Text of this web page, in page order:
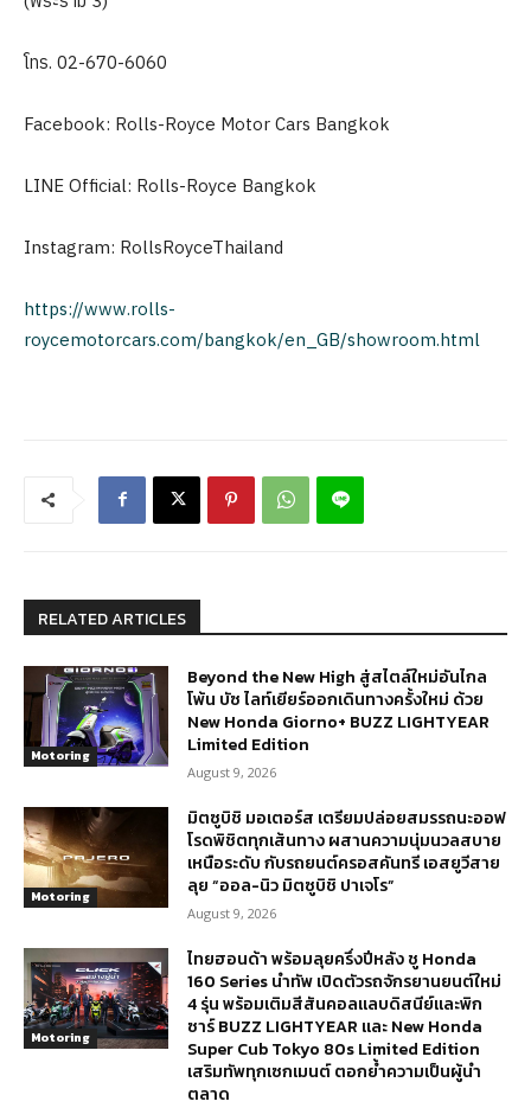
โทร. 02-670-6060
Facebook: Rolls-Royce Motor Cars Bangkok
LINE Official: Rolls-Royce Bangkok
Instagram: RollsRoyceThailand
https://www.rolls-
roycemotorcars.com/bangkok/en_GB/showroom.html
RELATED ARTICLES
Motoring
Beyond the New High สู่สไตล์ใหม่อันไกล
โพ้น บัซ ไลท์เยียร์ออกเดินทางครั้งใหม่ ด้วย
New Honda Giorno+ BUZZ LIGHTYEAR
Limited Edition
August 9, 2026
Motoring
มิตซูบิชิ มอเตอร์ส เตรียมปล่อยสมรรถนะออฟ
โรดพิชิตทุกเส้นทาง ผสานความนุ่มนวลสบาย
เหนือระดับ กับรถยนต์ครอสคันทรี เอสยูวีสาย
ลุย “ออล-นิว มิตซูบิชิ ปาเจโร”
August 9, 2026
Motoring
ไทยฮอนด้า พร้อมลุยครึ่งปีหลัง ชู Honda
160 Series นำทัพ เปิดตัวรถจักรยานยนต์ใหม่
4 รุ่น พร้อมเติมสีสันคอลแลบดิสนีย์และพิก
ซาร์ BUZZ LIGHTYEAR และ New Honda
Super Cub Tokyo 80s Limited Edition
เสริมทัพทุกเซกเมนต์ ตอกย้ำความเป็นผู้นำ
ตลาด